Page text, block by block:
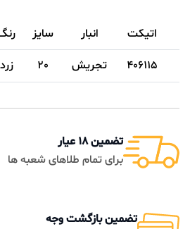
اتیکت انبار سایز رنگ
406115 تجریش 20 زرد
تضمین 18 عیار
برای تمام طلاهای شعبه ها
تضمین بازگشت وجه